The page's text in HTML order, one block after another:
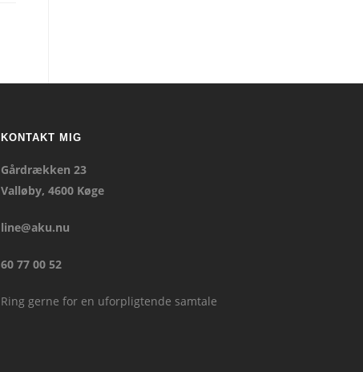
KONTAKT MIG
Gårdrækken 23
Valløby, 4600 Køge
line@aku.nu
60 77 00 52
Ring gerne for en uforpligtende samtale